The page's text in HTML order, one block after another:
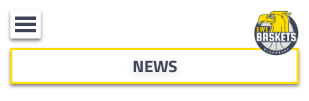
Toggle
navigation
NEWS